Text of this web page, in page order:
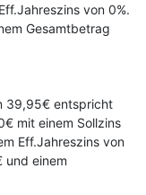
von 0%.
Gesamtbetrag
39,95€ entspricht
mit einem Sollzins
Eff.Jahreszins von
und einem